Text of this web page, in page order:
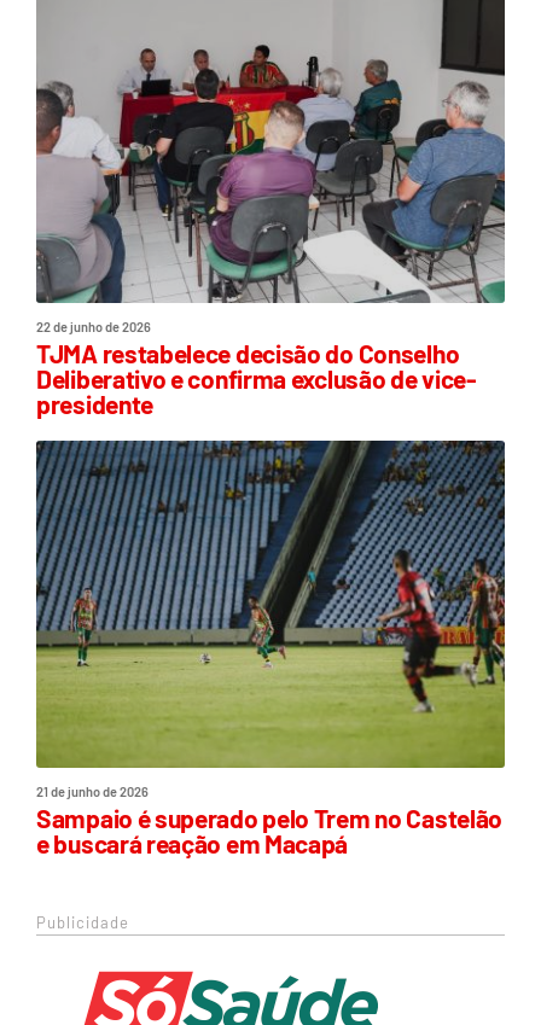
22 de junho de 2026
TJMA restabelece decisão do Conselho
Deliberativo e confirma exclusão de vice-
presidente
21 de junho de 2026
Sampaio é superado pelo Trem no Castelão
e buscará reação em Macapá
Publicidade